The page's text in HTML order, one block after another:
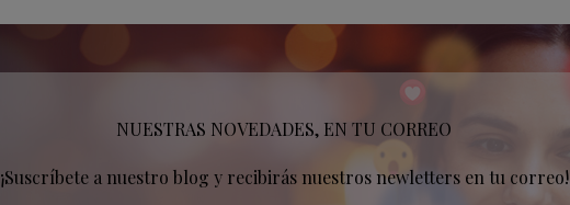
NUESTRAS NOVEDADES, EN TU CORREO
¡Suscríbete a nuestro blog y recibirás nuestros newletters en tu correo!